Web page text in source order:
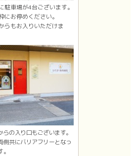
駐車場が4台ございます。
にお停めください。
らもお入りいただけま
らの入り口もございます。
側共にバリアフリーとなっ